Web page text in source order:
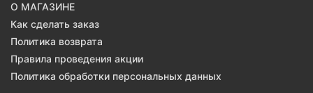
О МАГАЗИНЕ
Как сделать заказ
Политика возврата
Правила проведения акции
Политика обработки персональных данных